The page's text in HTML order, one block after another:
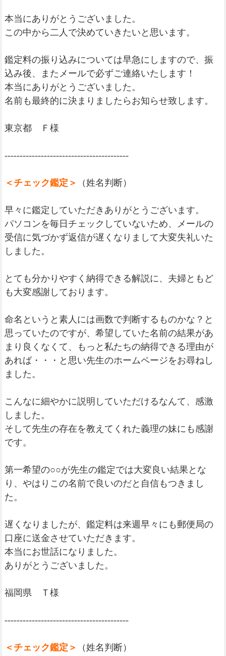
本当にありがとうございました。
この中から二人で決めていきたいと思います。
鑑定料の振り込みについては早急にしますので、振
込み後、またメールで必ずご連絡いたします！
本当にありがとうございました。
名前も最終的に決まりましたらお知らせ致します。
東京都 Ｆ様
-----------------------------------------
＜チェック鑑定＞ （姓名判断）
早々に鑑定していただきありがとうございます。
パソコンを毎日チェックしていないため、メールの
受信に気づかず返信が遅くなりまして大変失礼いた
しました。
とても分かりやすく納得できる解説に、夫婦ともど
も大変感謝しております。
命名というと素人には画数で判断するものかな？と
思っていたのですが、希望していた名前の結果があ
まり良くなくて、もっと私たちの納得できる理由が
あれば・・・と思い先生のホームページをお尋ねし
ました。
こんなに細やかに説明していただけるなんて、感激
しました。
そして先生の存在を教えてくれた義理の妹にも感謝
です。
第一希望の○○が先生の鑑定では大変良い結果とな
り、やはりこの名前で良いのだと自信もつきまし
た。
遅くなりましたが、鑑定料は来週早々にも郵便局の
口座に送金させていただきます。
本当にお世話になりました。
ありがとうございました。
福岡県 Ｔ様
-----------------------------------------
＜チェック鑑定＞ （姓名判断）